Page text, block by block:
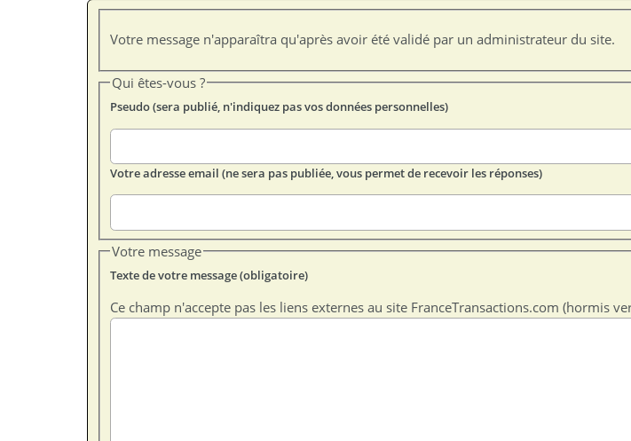
Votre message n'apparaîtra qu'après avoir été validé par un administrateur du site.
Qui êtes-vous ?
Pseudo (sera publié, n'indiquez pas vos données personnelles)
Votre adresse email (ne sera pas publiée, vous permet de recevoir les réponses)
Votre message
Texte de votre message (obligatoire)
Ce champ n'accepte pas les liens externes au site FranceTransactions.com (hormis